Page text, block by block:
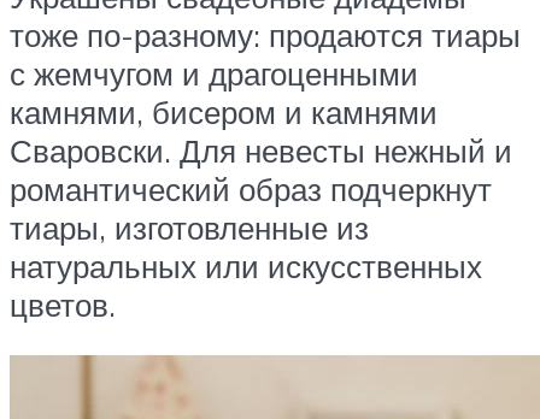
тоже по-разному: продаются тиары
с жемчугом и драгоценными
камнями, бисером и камнями
Сваровски. Для невесты нежный и
романтический образ подчеркнут
тиары, изготовленные из
натуральных или искусственных
цветов.